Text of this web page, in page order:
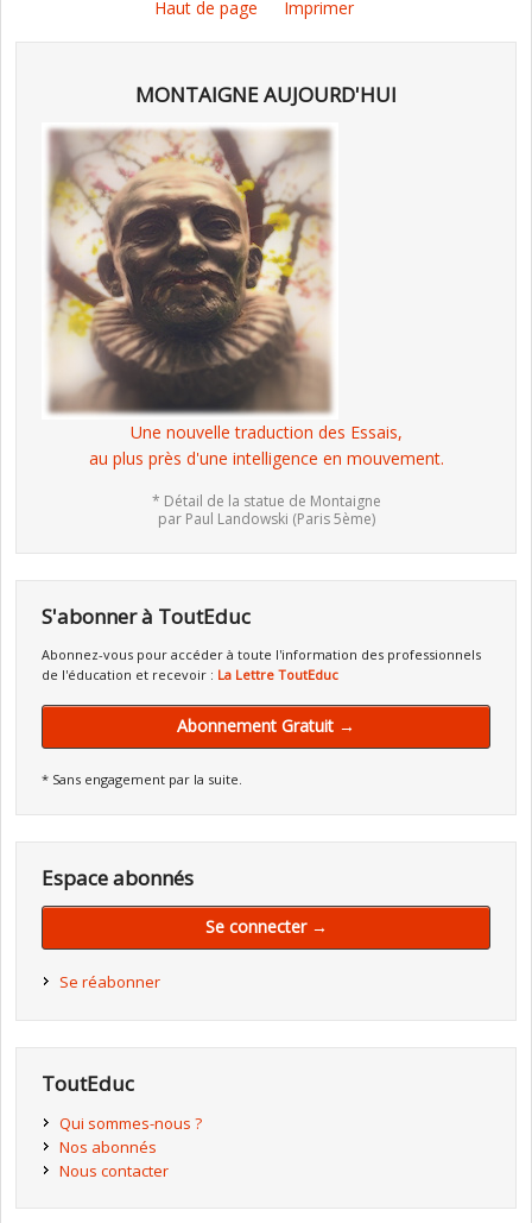
Haut de page
Imprimer
MONTAIGNE AUJOURD'HUI
Une nouvelle traduction des Essais,
au plus près d'une intelligence en mouvement.
* Détail de la statue de Montaigne
par Paul Landowski (Paris 5ème)
S'abonner à ToutEduc
Abonnez-vous pour accéder à toute l'information des professionnels
de l'éducation et recevoir : La Lettre ToutEduc
Abonnement Gratuit →
* Sans engagement par la suite.
Espace abonnés
Se connecter →
Se réabonner
ToutEduc
Qui sommes-nous ?
Nos abonnés
Nous contacter